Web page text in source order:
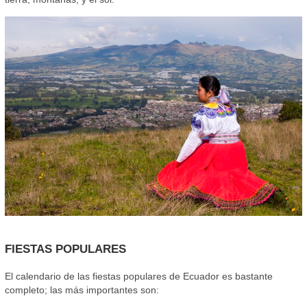
FIESTAS POPULARES
El calendario de las fiestas populares de Ecuador es bastante
completo; las más importantes son: